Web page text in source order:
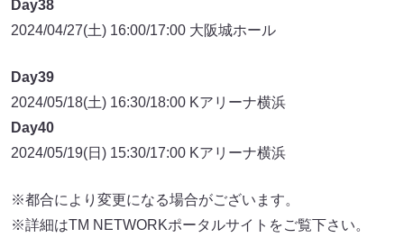
Day38
2024/04/27(土) 16:00/17:00 大阪城ホール
Day39
2024/05/18(土) 16:30/18:00 Kアリーナ横浜
Day40
2024/05/19(日) 15:30/17:00 Kアリーナ横浜
※都合により変更になる場合がございます。
※詳細はTM NETWORKポータルサイトをご覧下さい。